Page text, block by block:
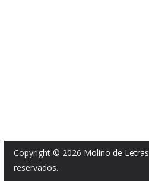
Copyright © 2026 Molino de Letras
reservados.